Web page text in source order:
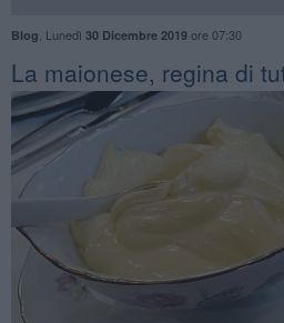
Blog Lunedì 30 Dicembre 2019ore 07:30
La maionese, regina di